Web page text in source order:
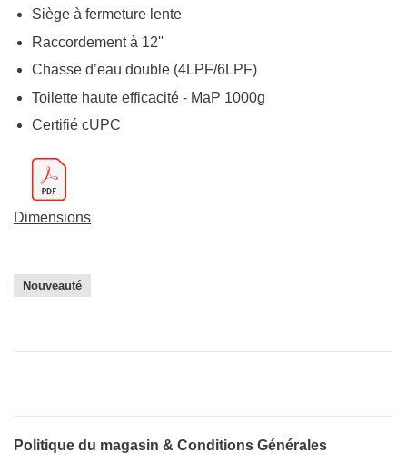
Siège à fermeture lente
Raccordement à 12''
Chasse d’eau double (4LPF/6LPF)
Toilette haute efficacité - MaP 1000g
Certifié cUPC
Dimensions
Nouveauté
Politique du magasin & Conditions Générales